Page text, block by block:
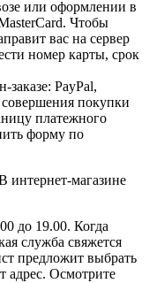
или оформлении в
Чтобы
вас на сервер
номер карты, срок
PayPal,
покупки
платежного
форму по
интернет-магазине
до 19.00. Когда
служба свяжется
предложит выбрать
адрес. Осмотрите